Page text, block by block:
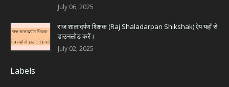
July 06, 2025
राज शालादर्पण शिक्षक (Raj Shaladarpan Shikshak) ऐप यहाँ से
डाउनलोड करें।
July 02, 2025
Labels